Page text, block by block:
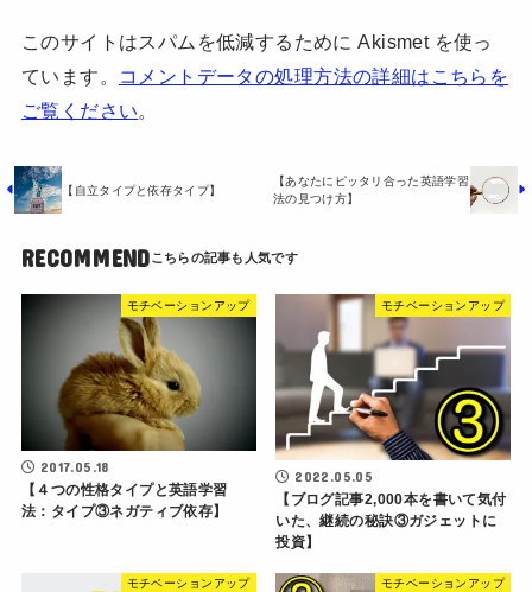
このサイトはスパムを低減するために Akismet を使っ
ています。
コメントデータの処理方法の詳細はこちらを
ご覧ください。
【自立タイプと依存タイプ】
【あなたにピッタリ合った英語学習
法の見つけ方】
RECOMMEND
モチベーションアップ
2017.05.18
【４つの性格タイプと英語学習
法：タイプ③ネガティブ依存】
モチベーションアップ
2022.05.05
【ブログ記事2,000本を書いて気付
いた、継続の秘訣③ガジェットに
投資】
モチベーションアップ モチベーションアップ